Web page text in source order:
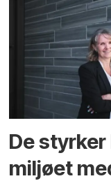
De
miljøet